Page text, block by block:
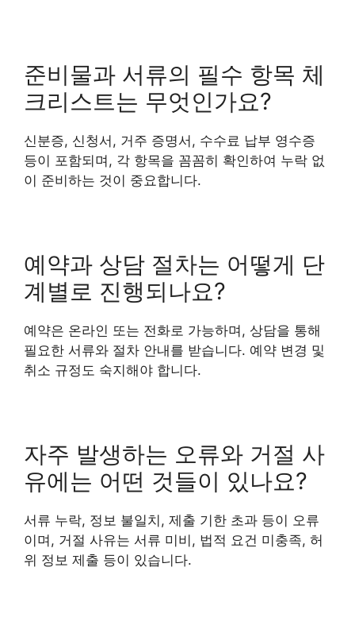
준비물과 서류의 필수 항목 체
크리스트는 무엇인가요?
신분증, 신청서, 거주 증명서, 수수료 납부 영수증
등이 포함되며, 각 항목을 꼼꼼히 확인하여 누락 없
이 준비하는 것이 중요합니다.
예약과 상담 절차는 어떻게 단
계별로 진행되나요?
예약은 온라인 또는 전화로 가능하며, 상담을 통해
필요한 서류와 절차 안내를 받습니다. 예약 변경 및
취소 규정도 숙지해야 합니다.
자주 발생하는 오류와 거절 사
유에는 어떤 것들이 있나요?
서류 누락, 정보 불일치, 제출 기한 초과 등이 오류
이며, 거절 사유는 서류 미비, 법적 요건 미충족, 허
위 정보 제출 등이 있습니다.